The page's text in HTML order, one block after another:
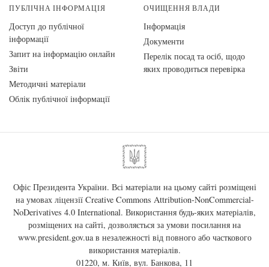
ПУБЛІЧНА ІНФОРМАЦІЯ
Доступ до публічної
інформації
Запит на інформацію онлайн
Звіти
Методичні матеріали
Облік публічної інформації
ОЧИЩЕННЯ ВЛАДИ
Інформація
Документи
Перелік посад та осіб, щодо
яких проводиться перевірка
Офіс Президента України. Всі матеріали на цьому сайті розміщені
на умовах ліцензії Creative Commons Attribution-NonCommercial-
NoDerivatives 4.0 International. Використання будь-яких матеріалів,
розміщених на сайті, дозволяється за умови посилання на
www.president.gov.uaв незалежності від повного або часткового
використання матеріалів.
01220, м. Київ, вул. Банкова, 11